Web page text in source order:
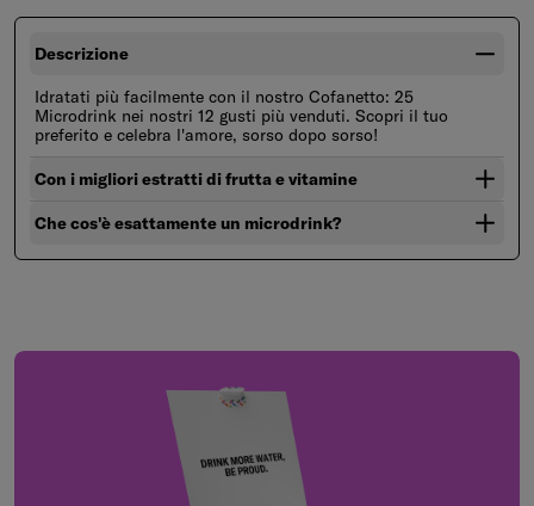
Descrizione
Idratati più facilmente con il nostro Cofanetto: 25
Microdrink nei nostri 12 gusti più venduti. Scopri il tuo
preferito e celebra l'amore, sorso dopo sorso!
Con i migliori estratti di frutta e vitamine
Che cos'è esattamente un microdrink?